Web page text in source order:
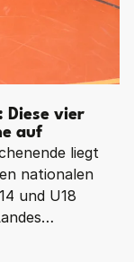
Diese vier
auf
liegt
nationalen
und U18
großemDIESE VIER